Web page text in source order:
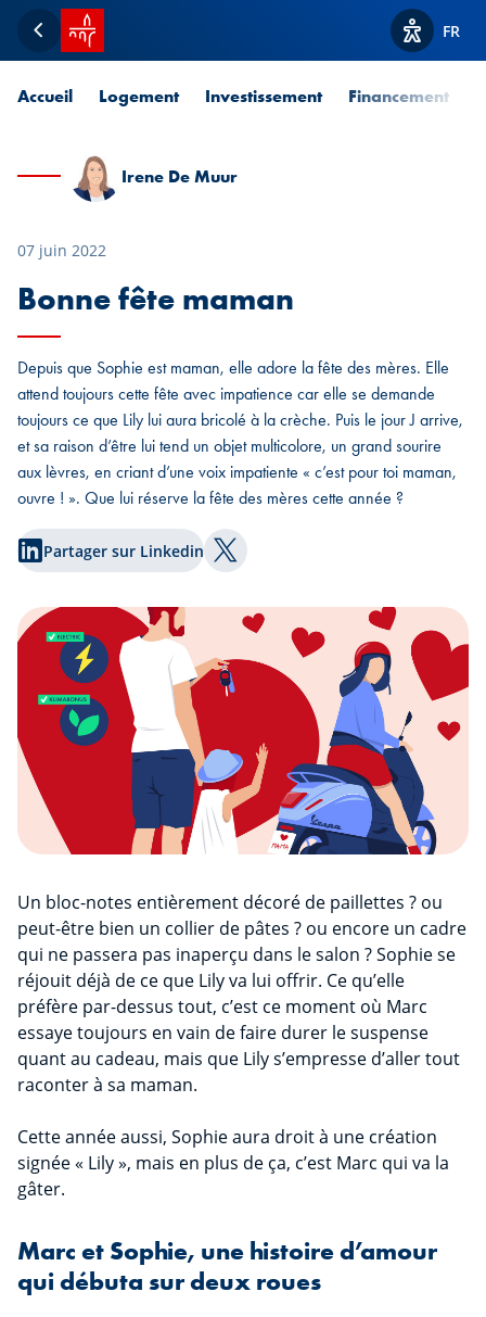
Retour
Accueil SPUERKEESS
Afficher
FR
Accueil Logement Investissement Financement
Irene De Muur
07 juin 2022
Bonne fête maman
Depuis que Sophie est maman, elle adore la fête des mères. Elle
attend toujours cette fête avec impatience car elle se demande
toujours ce que Lily lui aura bricolé à la crèche. Puis le jour J arrive,
et sa raison d’être lui tend un objet multicolore, un grand sourire
aux lèvres, en criant d’une voix impatiente « c’est pour toi maman,
ouvre ! ». Que lui réserve la fête des mères cette année ?
Partager sur Linkedin Partager sur Twitter
Un bloc-notes entièrement décoré de paillettes ? ou
peut-être bien un collier de pâtes ? ou encore un cadre
qui ne passera pas inaperçu dans le salon ? Sophie se
réjouit déjà de ce que Lily va lui offrir. Ce qu’elle
préfère par-dessus tout, c’est ce moment où Marc
essaye toujours en vain de faire durer le suspense
quant au cadeau, mais que Lily s’empresse d’aller tout
raconter à sa maman.
Cette année aussi, Sophie aura droit à une création
signée « Lily », mais en plus de ça, c’est Marc qui va la
gâter.
Marc et Sophie, une histoire d’amour
qui débuta sur deux roues